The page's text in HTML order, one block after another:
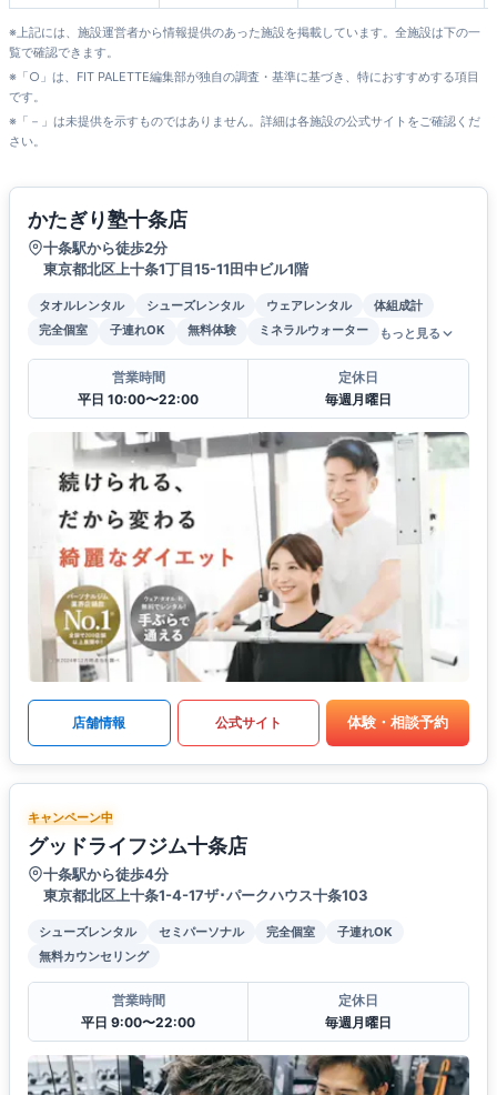
※上記には、施設運営者から情報提供のあった施設を掲載しています。全施設は下の一
覧で確認できます。
※「○」は、FIT PALETTE編集部が独自の調査・基準に基づき、特におすすめする項目
です。
※「－」は未提供を示すものではありません。詳細は各施設の公式サイトをご確認くだ
さい。
かたぎり塾十条店
十条駅から徒歩2分
東京都北区上十条1丁目15-11田中ビル1階
タオルレンタル シューズレンタル ウェアレンタル
体組成計
完全個室
子連れOK 無料体験 ミネラルウォーター もっと見る
営業時間
平日 10:00〜22:00
定休日
毎週月曜日
店舗情報 公式サイト 体験・相談予約
キャンペーン中
グッドライフジム十条店
十条駅から徒歩4分
東京都北区上十条1-4-17ザ･パークハウス十条103
シューズレンタル セミパーソナル 完全個室
子連れOK
無料カウンセリング
営業時間
平日 9:00〜22:00
定休日
毎週月曜日